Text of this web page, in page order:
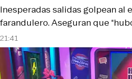
21:41
Inesperadas salidas golpean al
farandulero. Aseguran que